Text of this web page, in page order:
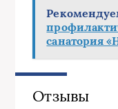
санатория
Отзывы